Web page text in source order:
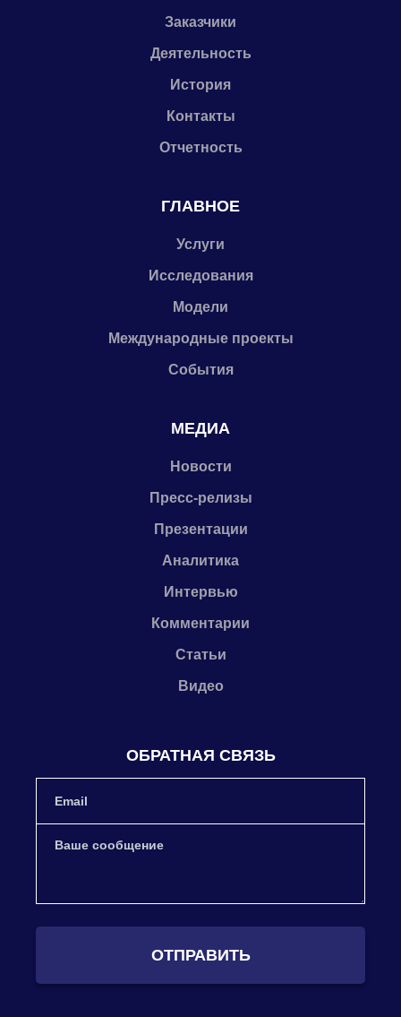
Заказчики
Деятельность
История
Контакты
Отчетность
ГЛАВНОЕ
Услуги
Исследования
Модели
Международные проекты
События
МЕДИА
Новости
Пресс-релизы
Презентации
Аналитика
Интервью
Комментарии
Статьи
Видео
ОБРАТНАЯ СВЯЗЬ
ОТПРАВИТЬ